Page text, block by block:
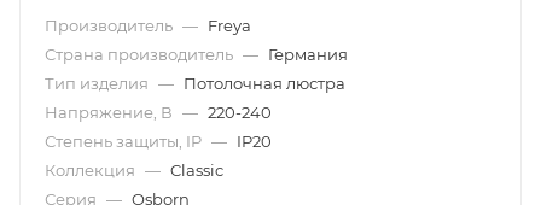
Производитель — Freya
Страна производитель — Германия
Тип изделия — Потолочная люстра
Напряжение, В — 220-240
Степень защиты, IP — IP20
Коллекция — Classic
Серия — Osborn